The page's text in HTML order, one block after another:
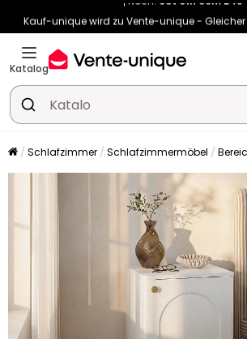
Kauf-unique wird zu Vente-unique - Gleicher
-10% ab 450€ mitENJOY10auf Vente-
Noch:
Katalog
Schlafzimmer Schlafzimmermöbel